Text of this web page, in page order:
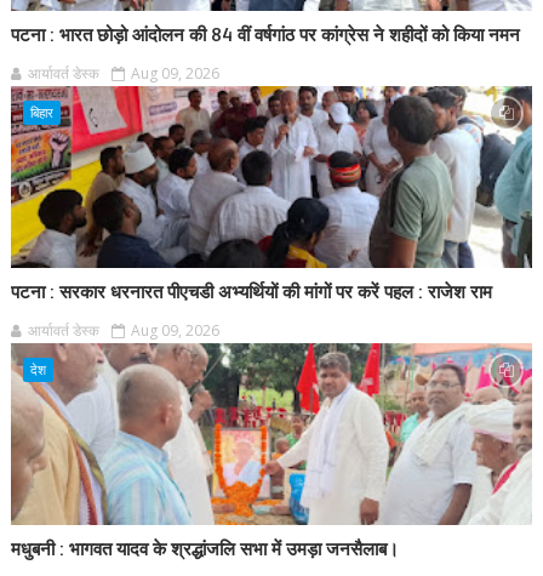
पटना : भारत छोड़ो आंदोलन की 84 वीं वर्षगांठ पर कांग्रेस ने शहीदों को किया नमन
आर्यावर्त डेस्क Aug 09, 2026
बिहार
पटना : सरकार धरनारत पीएचडी अभ्यर्थियों की मांगों पर करें पहल : राजेश राम
आर्यावर्त डेस्क Aug 09, 2026
देश
मधुबनी : भागवत यादव के श्रद्धांजलि सभा में उमड़ा जनसैलाब।